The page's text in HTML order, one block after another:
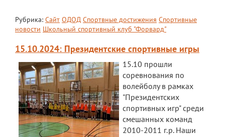
Рубрика: Сайт ОДОД Спортвные достижения Спортивные
новости Школьный спортивный клуб "Форвард"
15.10.2024: Президентские спортивные игры
15.10 прошли
соревнования по
волейболу в рамках
"Президентских
спортивных игр" среди
смешанных команд
2010-2011 г.р. Наши